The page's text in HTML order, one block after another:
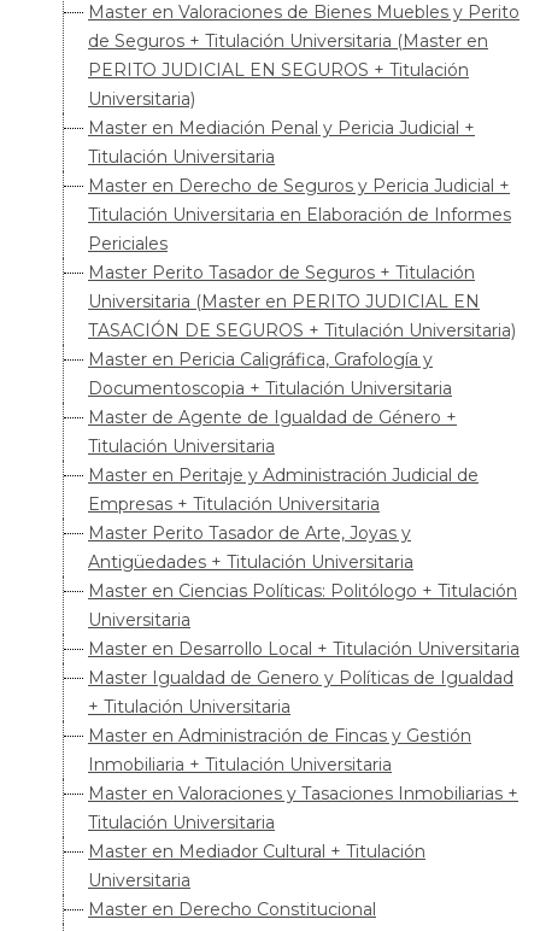
Master en Valoraciones de Bienes Muebles y Perito
de Seguros + Titulación Universitaria (Master en
PERITO JUDICIAL EN SEGUROS + Titulación
Universitaria)
Master en Mediación Penal y Pericia Judicial +
Titulación Universitaria
Master en Derecho de Seguros y Pericia Judicial +
Titulación Universitaria en Elaboración de Informes
Periciales
Master Perito Tasador de Seguros + Titulación
Universitaria (Master en PERITO JUDICIAL EN
TASACIÓN DE SEGUROS + Titulación Universitaria)
Master en Pericia Caligráfica, Grafología y
Documentoscopia + Titulación Universitaria
Master de Agente de Igualdad de Género +
Titulación Universitaria
Master en Peritaje y Administración Judicial de
Empresas + Titulación Universitaria
Master Perito Tasador de Arte, Joyas y
Antigüedades + Titulación Universitaria
Master en Ciencias Políticas: Politólogo + Titulación
Universitaria
Master en Desarrollo Local + Titulación Universitaria
Master Igualdad de Genero y Políticas de Igualdad
+ Titulación Universitaria
Master en Administración de Fincas y Gestión
Inmobiliaria + Titulación Universitaria
Master en Valoraciones y Tasaciones Inmobiliarias +
Titulación Universitaria
Master en Mediador Cultural + Titulación
Universitaria
Master en Derecho Constitucional